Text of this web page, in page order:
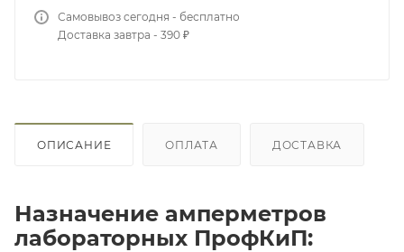
Самовывоз сегодня - бесплатно
Доставка завтра - 390 ₽
ОПИСАНИЕ ОПЛАТА ДОСТАВКА
Назначение амперметров
лабораторных ПрофКиП: